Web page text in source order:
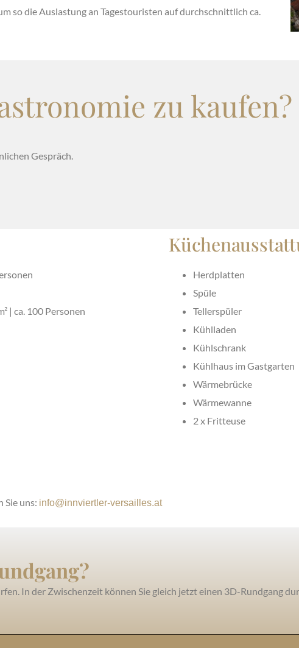
so die Auslastung an Tagestouristen auf durchschnittlich ca.
zu kaufen?
Gespräch.
| ca. 100 Personen
Herdplatten
Spüle
Tellerspüler
Kühlladen
Kühlschrank
Kühlhaus im Gastgarten
Wärmebrücke
Wärmewanne
2 x Fritteuse
Sie uns: info@innviertler-versailles.at
In der Zwischenzeit können Sie gleich jetzt einen 3D-Rundgang